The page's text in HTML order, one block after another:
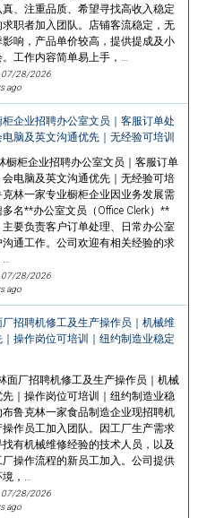
、注重品质、希望寻找高收入稳定
求职者加入团队。店铺客流稳定，无
响，产品单价较高，提供提成及小
工作内容简单易上手，…
07/28/2026
ago
企业招聘办公室文员｜客服订单处
脑及英文沟通优先｜无经验可培训
柜企业招聘办公室文员｜客服订单
电脑及英文沟通优先｜无经验可培
林一家专业橱柜企业因业务发展需
名**办公室文员（Office Clerk）**
要负责客户订单处理、日常办公室
通工作。公司欢迎有相关经验的求
07/28/2026
ago
招聘机修工及生产操作员｜机械维
操作岗位可培训｜纽约制造业稳定
面厂招聘机修工及生产操作员｜机械
｜操作岗位可培训｜纽约制造业稳
布鲁克林一家食品制造企业现招聘机
作员工加入团队。因工厂生产需求
有机械维修经验的技术人员，以及
厂操作流程的新员工加入。公司提供
，…
07/28/2026
ago